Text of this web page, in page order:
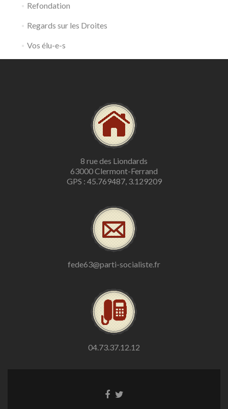
Refondation
Regards sur les Droites
Vos élu-e-s
8 rue des Liondards
63000 Clermont-Ferrand
GPS : 45.769487, 3.129209
fede63@parti-socialiste.fr
04.73.37.12.12
LienLien